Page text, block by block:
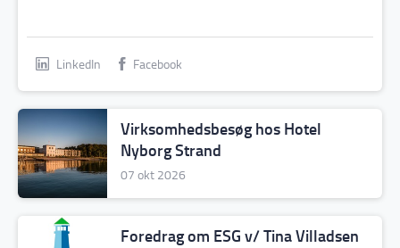
LinkedIn Facebook
Virksomhedsbesøg hos Hotel
Nyborg Strand
07 okt 2026
Foredrag om ESG v/ Tina Villadsen